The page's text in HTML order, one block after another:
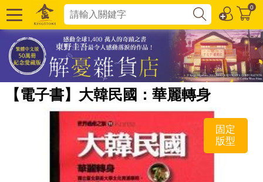
0
【電子書】大韓民國：華麗轉身
固定
版型